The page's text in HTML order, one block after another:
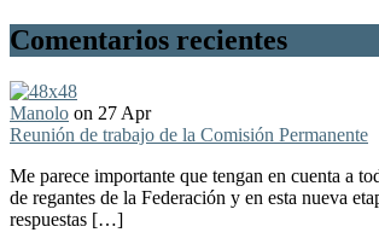
Comentarios recientes
Manolo on 27 Apr
Reunión de trabajo de la Comisión Permanente
Me parece importante que tengan en cuenta a
de regantes de la Federación y en esta nueva
respuestas […]